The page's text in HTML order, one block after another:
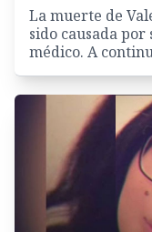
La muerte de
sido causada
médico. A